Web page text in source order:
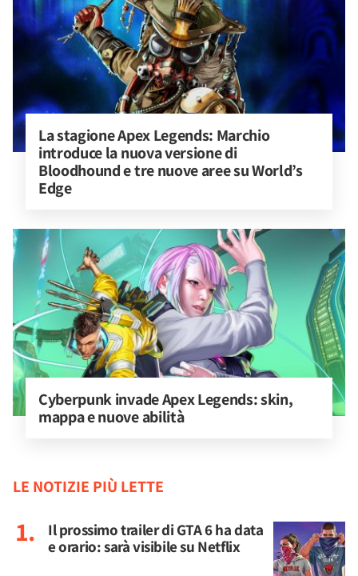
La stagione Apex Legends: Marchio
introduce la nuova versione di
Bloodhound e tre nuove aree su World’s
Edge
Cyberpunk invade Apex Legends: skin,
mappa e nuove abilità
LE NOTIZIE PIÙ LETTE
Il prossimo trailer di GTA 6 ha data
e orario: sarà visibile su Netflix